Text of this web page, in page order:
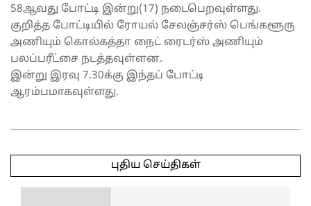
58ஆவது போட்டி இன்று(17) நடைபெறவுள்ளது.
குறித்த போட்டியில் ரோயல் சேலஞ்சர்ஸ் பெங்களூரு
அணியும் கொல்கத்தா நைட் ரைடர்ஸ் அணியும்
பலப்பரீட்சை நடத்தவுள்ளன.
இன்று இரவு 7.30க்கு இந்தப் போட்டி
ஆரம்பமாகவுள்ளது.
05-
புதிய செய்திகள்